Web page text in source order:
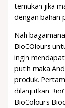
temukan jika
dengan bahan
Nah
BioCOlours
ingin
putih maka
produk.
dilanjutkan
BioColours